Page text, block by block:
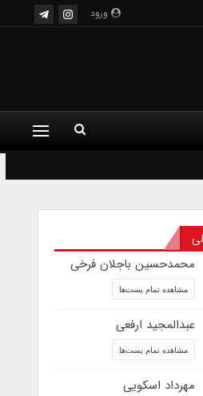
ورود
محمدحسین باجلان فرخی
مشاهده تمام پست‌ها
عبدالمجید ارفعی
مشاهده تمام پست‌ها
مهرداد اسکویی